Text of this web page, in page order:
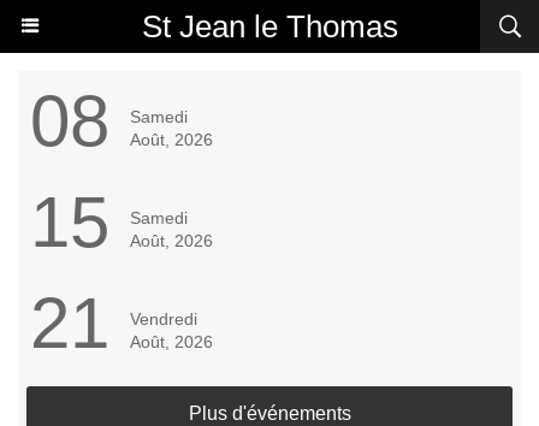
St Jean le Thomas
08
Samedi
Août, 2026
15
Samedi
Août, 2026
21
Vendredi
Août, 2026
Plus d'événements